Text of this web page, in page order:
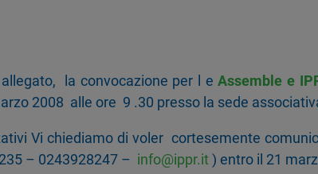
la convocazione per l eAssemble e
2008 alle ore 9 .30 presso la sede
Vi chiediamo di voler cortesemente
– 0243928247 – info@ippr.it ) entro il 21